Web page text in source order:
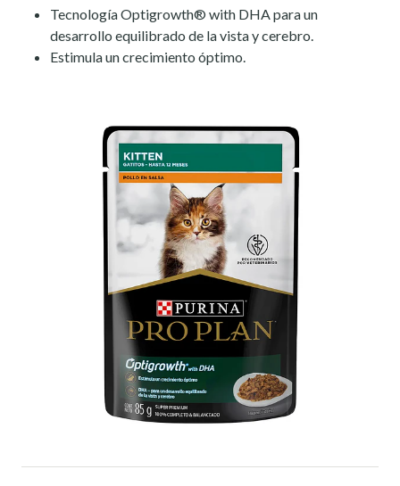
Tecnología Optigrowth® with DHA para un
desarrollo equilibrado de la vista y cerebro.
Estimula un crecimiento óptimo.